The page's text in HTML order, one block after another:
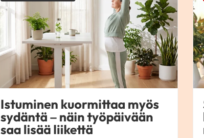
Istuminen kuormittaa myös
sydäntä – näin työpäivään
saa lisää liikettä